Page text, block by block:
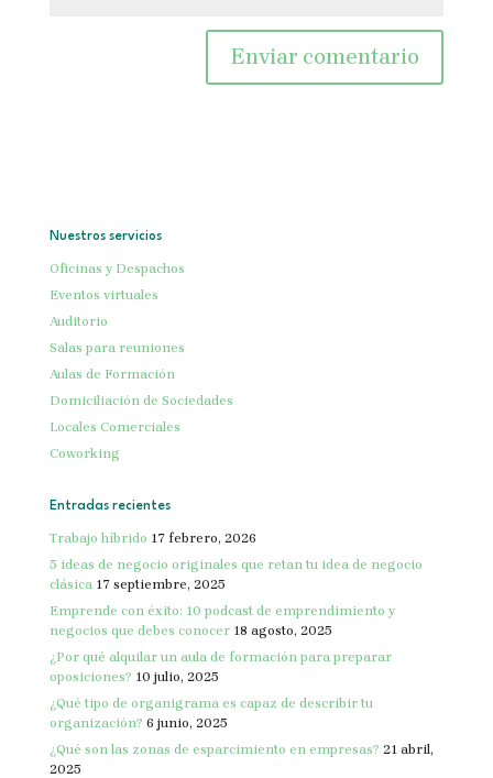
Nuestros servicios
Oficinas y Despachos
Eventos virtuales
Auditorio
Salas para reuniones
Aulas de Formación
Domiciliación de Sociedades
Locales Comerciales
Coworking
Entradas recientes
Trabajo híbrido 17 febrero, 2026
5 ideas de negocio originales que retan tu idea de negocio
clásica 17 septiembre, 2025
Emprende con éxito: 10 podcast de emprendimiento y
negocios que debes conocer 18 agosto, 2025
¿Por qué alquilar un aula de formación para preparar
oposiciones? 10 julio, 2025
¿Qué tipo de organigrama es capaz de describir tu
organización? 6 junio, 2025
¿Qué son las zonas de esparcimiento en empresas? 21 abril,
2025